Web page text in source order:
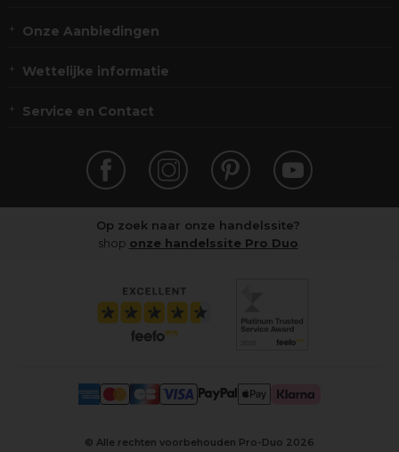
Onze Aanbiedingen
Wettelijke informatie
Service en Contact
Op zoek naar onze handelssite?
shop onze handelssite Pro Duo
© Alle rechten voorbehouden Pro-Duo 2026